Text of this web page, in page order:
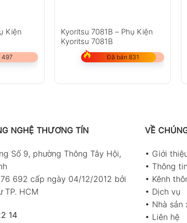
Kiện
497
Kyoritsu 7081B – Phụ Kiện
Kyoritsu 7081B
Đã bán 831
NGHỆ THƯƠNG TÍN
Số 9, phường Thông Tây Hội,
692 cấp ngày 04/12/2012 bởi
TP. HCM
14
VỀ
• Giới
• Thông
• Kênh
• Dịch vụ
• Nhà sản
• Liên hệ